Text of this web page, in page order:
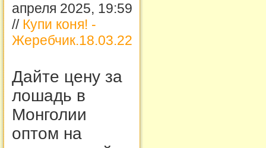
апреля 2025, 19:59
// Купи коня! -
Жеребчик.18.03.22
Дайте цену за
лошадь в
Монголии
оптом на